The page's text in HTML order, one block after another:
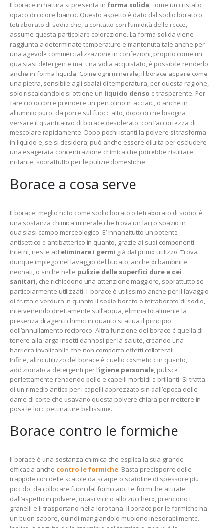
Il borace in natura si presenta in forma solida, come un cristallo
opaco di colore bianco. Questo aspetto è dato dal sodio borato o
tetraborato di sodio che, a contatto con l’umidità delle rocce,
assume questa particolare colorazione. La forma solida viene
raggiunta a determinate temperature e mantenuta tale anche per
una agevole commercializzazione in confezioni, proprio come un
qualsiasi detergente ma, una volta acquistato, è possibile renderlo
anche in forma liquida. Come ogni minerale, il borace appare come
una pietra, sensibile agli sbalzi di temperatura, per questa ragione,
solo riscaldandolo si ottiene un liquido denso e trasparente. Per
fare ciò occorre prendere un pentolino in acciaio, o anche in
alluminio puro, da porre sul fuoco alto, dopo di che bisogna
versare il quantitativo di borace desiderato, con l’accortezza di
mescolare rapidamente. Dopo pochi istanti la polvere si trasforma
in liquido e, se si desidera, può anche essere diluita per escludere
una esagerata concentrazione chimica che potrebbe risultare
irritante, soprattutto per le pulizie domestiche.
Borace a cosa serve
Il borace, meglio noto come sodio borato o tetraborato di sodio, è
una sostanza chimica minerale che trova un largo spazio in
qualsiasi campo merceologico. E’ innanzitutto un potente
antisettico e antibatterico in quanto, grazie ai suoi componenti
interni, riesce ad eliminare i germi già dal primo utilizzo. Trova
dunque impiego nel lavaggio del bucato, anche di bambini e
neonati, o anche nelle pulizie delle superfici dure e dei
sanitari, che richiedono una attenzione maggiore, soprattutto se
particolarmente utilizzati. Il borace è utilissimo anche per il lavaggio
di frutta e verdura in quanto il sodio borato o tetraborato di sodio,
intervenendo direttamente sull’acqua, elimina totalmente la
presenza di agenti chimici in quanto si attua il principio
dell’annullamento reciproco. Altra funzione del borace è quella di
tenere alla larga insetti dannosi per la salute, creando una
barriera invalicabile che non comporta effetti collaterali.
Infine, altro utilizzo del borace è quello cosmetico in quanto,
addizionato a detergenti per l’igiene personale, pulisce
perfettamente rendendo pelle e capelli morbidi e brillanti. Si tratta
di un rimedio antico per i capelli apprezzato sin dall’epoca delle
dame di corte che usavano questa polvere chiara per mettere in
posa le loro pettinature bellissime.
Borace contro le formiche
Il borace è una sostanza chimica che esplica la sua grande
efficacia anche contro le formiche. Basta predisporre delle
trappole con delle scatole da scarpe o scatoline di spessore più
piccolo, da collocare fuori dal formicaio. Le formiche attirate
dall’aspetto in polvere, quasi vicino allo zucchero, prendono i
granelli e li trasportano nella loro tana. Il borace per le formiche ha
un buon sapore, quindi mangiandolo muoiono inesorabilmente.